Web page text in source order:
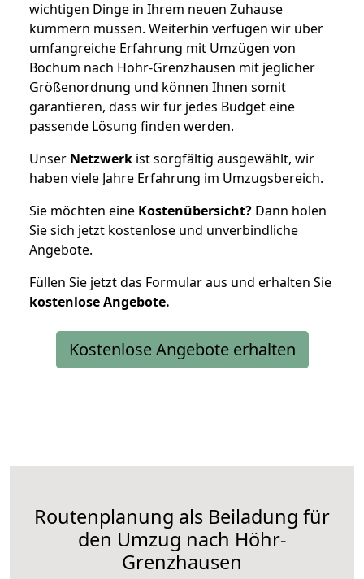
wichtigen Dinge in Ihrem neuen Zuhause
kümmern müssen. Weiterhin verfügen wir über
umfangreiche Erfahrung mit Umzügen von
Bochum nach Höhr-Grenzhausen mit jeglicher
Größenordnung und können Ihnen somit
garantieren, dass wir für jedes Budget eine
passende Lösung finden werden.
Unser Netzwerk ist sorgfältig ausgewählt, wir
haben viele Jahre Erfahrung im Umzugsbereich.
Sie möchten eine Kostenübersicht? Dann holen
Sie sich jetzt kostenlose und unverbindliche
Angebote.
Füllen Sie jetzt das Formular aus und erhalten Sie
kostenloseAngebote.
Kostenlose Angebote erhalten
Routenplanung als Beiladung für
den Umzug nach Höhr-
Grenzhausen